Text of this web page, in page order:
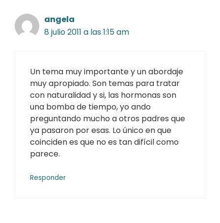
angela
8 julio 2011 a las 1:15 am
Un tema muy importante y un abordaje
muy apropiado. Son temas para tratar
con naturalidad y si, las hormonas son
una bomba de tiempo, yo ando
preguntando mucho a otros padres que
ya pasaron por esas. Lo único en que
coinciden es que no es tan difícil como
parece.
Responder